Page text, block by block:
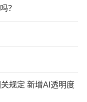
？
规定 新增AI透明度